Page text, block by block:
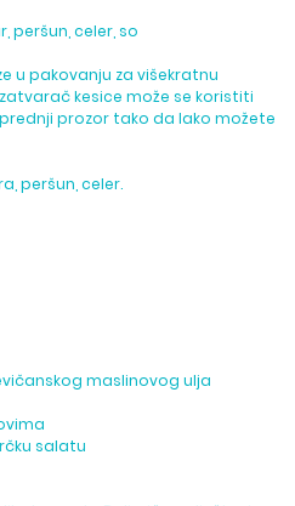
peršun, celer, so
u pakovanju za višekratnu
kesice može se koristiti
prozor tako da lako možete
peršun, celer.
maslinovog ulja
salatu